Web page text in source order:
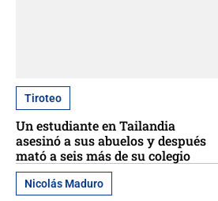
Tiroteo
Un estudiante en Tailandia
asesinó a sus abuelos y después
mató a seis más de su colegio
Nicolás Maduro